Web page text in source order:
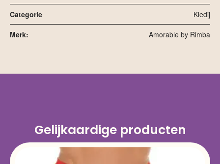
Categorie Kledij
Merk: Amorable by Rimba
Gelijkaardige producten